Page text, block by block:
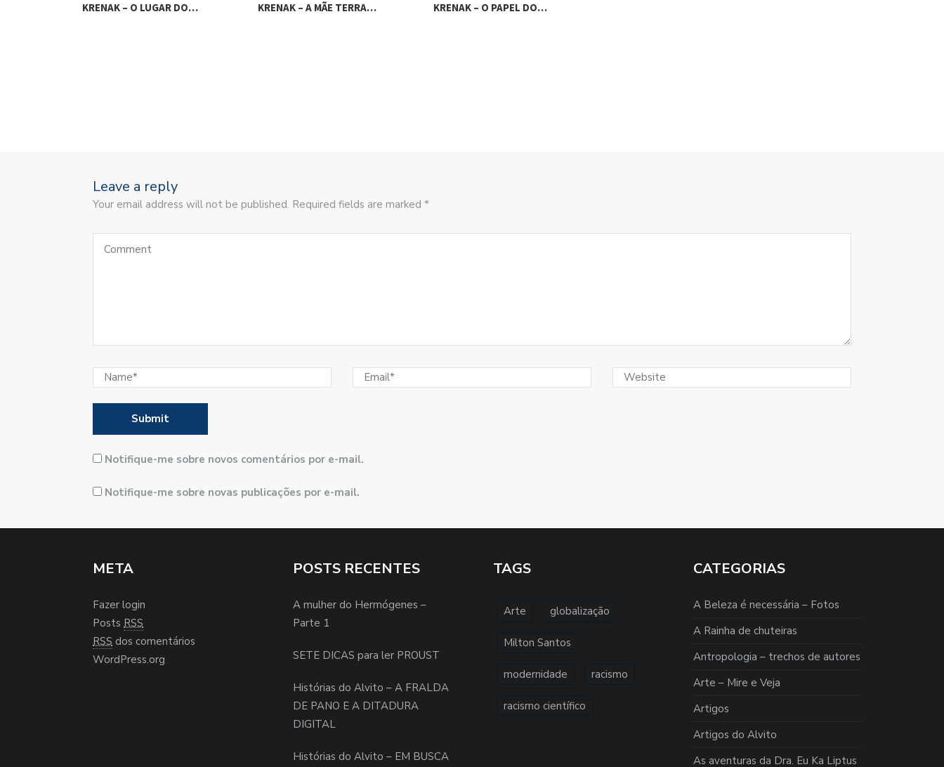
KRENAK – O LUGAR DO… KRENAK – A MÃE TERRA… KRENAK – O PAPEL DO…
Leave a reply
Your email address will not be published. Required fields are marked *
Notifique-me sobre novos comentários por e-mail.
Notifique-me sobre novas publicações por e-mail.
META
Fazer login
Posts RSS
RSS dos comentários
WordPress.org
POSTS RECENTES
A mulher do Hermógenes –
Parte 1
SETE DICAS para ler PROUST
Histórias do Alvito – A FRALDA
DE PANO E A DITADURA
DIGITAL
Histórias do Alvito – EM BUSCA
TAGS
Arte globalização
Milton Santos
modernidade racismo
racismo científico
CATEGORIAS
A Beleza é necessária – Fotos
A Rainha de chuteiras
Antropologia – trechos de autores
Arte – Mire e Veja
Artigos
Artigos do Alvito
As aventuras da Dra. Eu Ka Liptus